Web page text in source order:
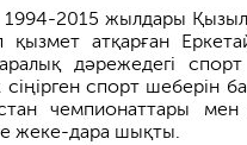
1994-2015 жылдары
қызмет атқарған
дәрежедегі
сіңірген спорт шеберін
чемпионаттары
жеке-дара шықты.